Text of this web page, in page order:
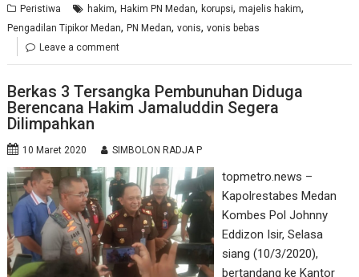
Peristiwa hakim,Hakim PN Medan,korupsi,majelis hakim,
Pengadilan Tipikor Medan,PN Medan,vonis,vonis bebas
Leave a comment
Berkas 3 Tersangka Pembunuhan Diduga
Berencana Hakim Jamaluddin Segera
Dilimpahkan
10 Maret 2020 SIMBOLON RADJA P
topmetro.news –
Kapolrestabes Medan
Kombes Pol Johnny
Eddizon Isir, Selasa
siang (10/3/2020),
bertandang ke Kantor